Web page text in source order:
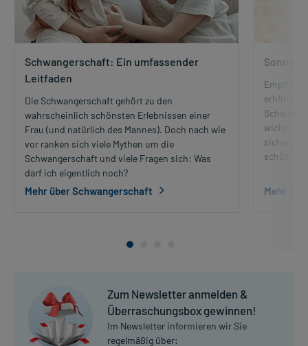
Schwangerschaft: Ein umfassender
Leitfaden
Die Schwangerschaft gehört zu den
wahrscheinlich schönsten Erlebnissen einer
Frau (und natürlich des Mannes). Doch nach wie
vor ranken sich viele Mythen um die
Schwangerschaft und viele Fragen sich: Was
darf ich eigentlich noch?
Mehr über Schwangerschaft
erhöhtes
wichtig.
sichere
schützen,
Mehr
Zum Newsletter anmelden &
Überraschungsbox gewinnen!
Im Newsletter informieren wir Sie
regelmäßig über: